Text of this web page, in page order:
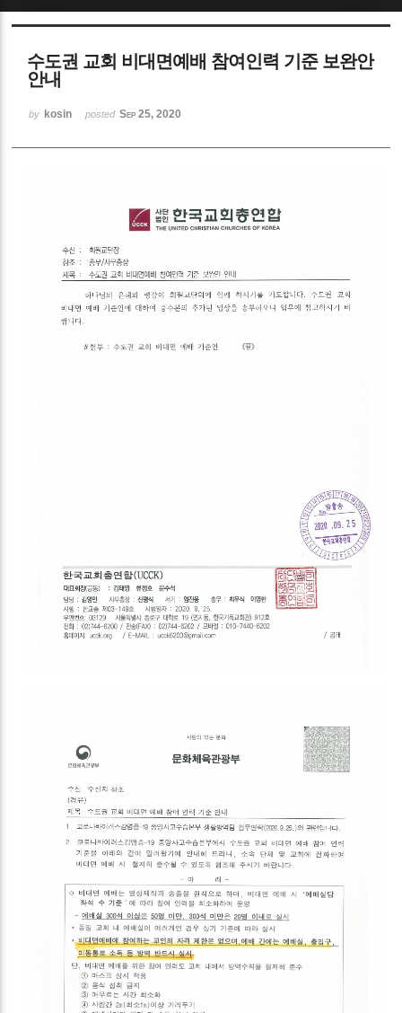
수도권 교회 비대면예배 참여인력 기준 보완안
안내
by kosin posted Sep 25, 2020
Sketchbook5, 스케치북5
Sketchbook5, 스케치북5